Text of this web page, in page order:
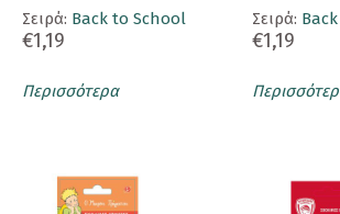
Σειρά: Back to School
€1,19
Περισσότερα
Σειρά:
€1,19